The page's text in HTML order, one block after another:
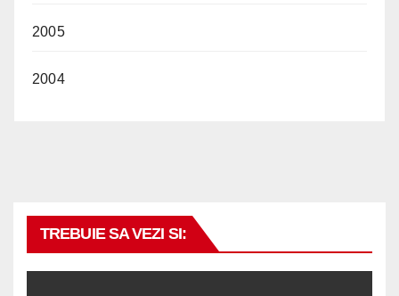
2005
2004
TREBUIE SA VEZI SI: